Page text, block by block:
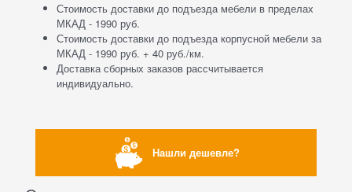
Стоимость доставки до подъезда мебели в пределах
МКАД - 1990 руб.
Стоимость доставки до подъезда корпусной мебели за
МКАД - 1990 руб. + 40 руб./км.
Доставка сборных заказов рассчитывается
индивидуально.
Нашли дешевле?